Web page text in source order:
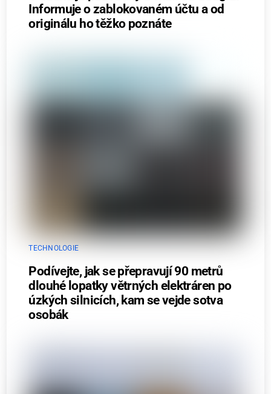
Informuje o zablokovaném účtu a od
originálu ho těžko poznáte
TECHNOLOGIE
Podívejte, jak se přepravují 90 metrů
dlouhé lopatky větrných elektráren po
úzkých silnicích, kam se vejde sotva
osobák